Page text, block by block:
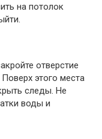
на потолок
отверстие
этого места
следы. Не
воды и